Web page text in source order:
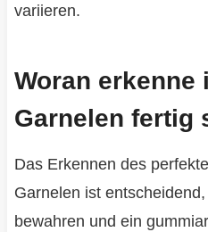
variieren.
Woran erkenne
Garnelen fertig
Das Erkennen des
Garnelen ist
bewahren und ein